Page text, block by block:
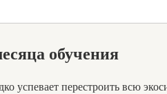
обучения
успевает перестроить всю